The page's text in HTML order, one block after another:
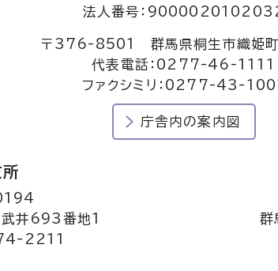
法人番号：
〒376-8501 群馬県桐生市織姫
代表電話：0277-46-1111
ファクシミリ：0277-43-
庁舎内の案内図
武井693番地1
2211
群